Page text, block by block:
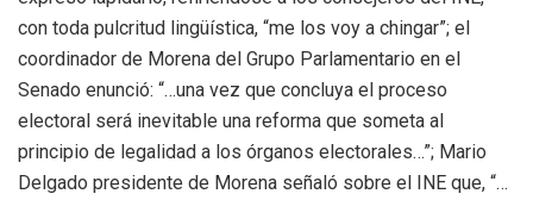
con toda pulcritud lingüística, “me los voy a chingar”; el
coordinador de Morena del Grupo Parlamentario en el
Senado enunció: “…una vez que concluya el proceso
electoral será inevitable una reforma que someta al
principio de legalidad a los órganos electorales…”; Mario
Delgado presidente de Morena señaló sobre el INE que, “…